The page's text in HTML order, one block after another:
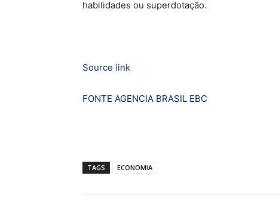
habilidades ou superdotação.
Source link
FONTE AGENCIA BRASIL EBC
TAGS ECONOMIA